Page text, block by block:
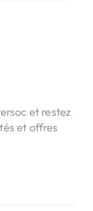
et restez
et offres